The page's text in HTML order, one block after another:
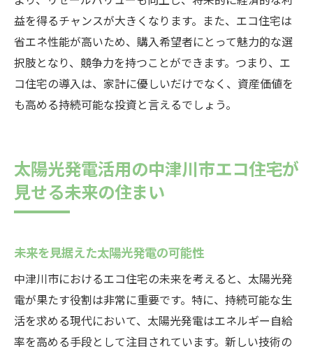
益を得るチャンスが大きくなります。また、エコ住宅は
省エネ性能が高いため、購入希望者にとって魅力的な選
択肢となり、競争力を持つことができます。つまり、エ
コ住宅の導入は、家計に優しいだけでなく、資産価値を
も高める持続可能な投資と言えるでしょう。
太陽光発電活用の中津川市エコ住宅が
見せる未来の住まい
未来を見据えた太陽光発電の可能性
中津川市におけるエコ住宅の未来を考えると、太陽光発
電が果たす役割は非常に重要です。特に、持続可能な生
活を求める現代において、太陽光発電はエネルギー自給
率を高める手段として注目されています。新しい技術の